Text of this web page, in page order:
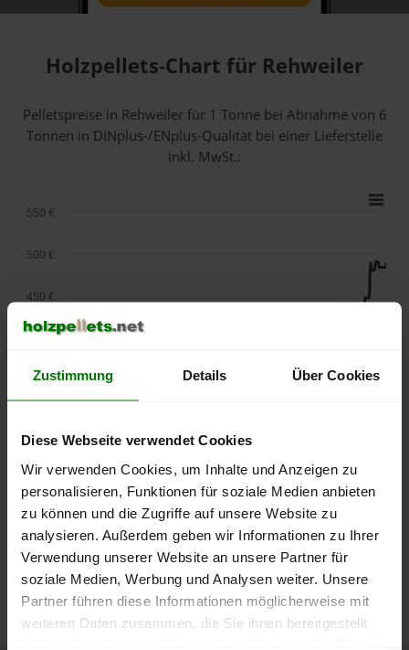
Zustimmung Details Über Cookies
Diese Webseite verwendet Cookies
Wir verwenden Cookies, um Inhalte und Anzeigen zu
personalisieren, Funktionen für soziale Medien anbieten
zu können und die Zugriffe auf unsere Website zu
analysieren. Außerdem geben wir Informationen zu Ihrer
Verwendung unserer Website an unsere Partner für
soziale Medien, Werbung und Analysen weiter. Unsere
Partner führen diese Informationen möglicherweise mit
weiteren Daten zusammen, die Sie ihnen bereitgestellt
Holzpellets-Chart für Rehweiler
Pelletspreise in Rehweiler für 1 Tonne bei Abnahmevon 6
Tonnen in DINplus-/ENplus-Qualität bei einer Lieferstelle
inkl. MwSt.:
lose Ware Sackware
September
2025
Januar
2026
Mai
2026
250 €
350 €
450 €
500 €
550 €
Die aktuelle Preisentwicklung für Holzpellets in Deutschland
können Sie jederzeit auf unsererPelletspreise-Seite
nachvollziehen.